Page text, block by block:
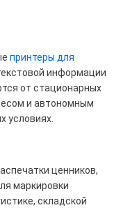
принтеры для
информации
от стационарных
и автономным
условиях.
ценников,
маркировки
складской